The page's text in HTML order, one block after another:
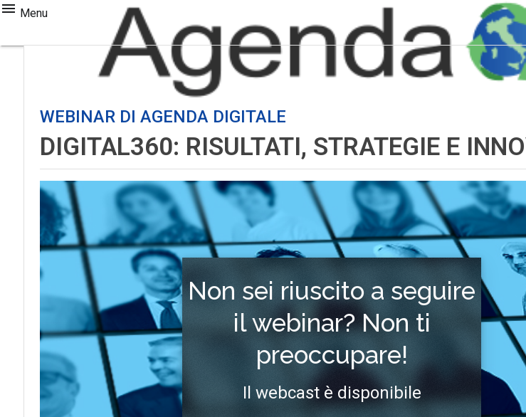
Menu
WEBINAR DI AGENDA DIGITALE
DIGITAL360: RISULTATI, STRATEGIE E
Non sei riuscito a seguire
il webinar? Non ti
preoccupare!
Il webcast è disponibile